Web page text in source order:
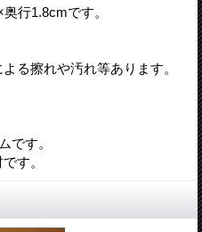
行1.8cmです。
る擦れや汚れ等あります。
です。
す。